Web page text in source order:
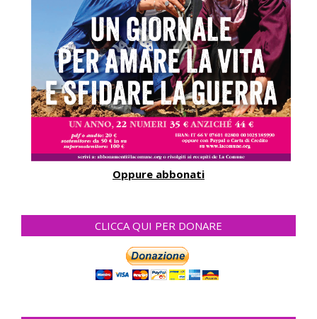
Oppure abbonati
CLICCA QUI PER DONARE